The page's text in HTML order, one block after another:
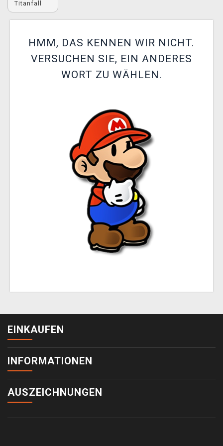
XZONE CLUB
Titanfall
HMM, DAS KENNEN WIR NICHT.
VERSUCHEN SIE, EIN ANDERES
WORT ZU WÄHLEN.
EINKAUFEN
INFORMATIONEN
AUSZEICHNUNGEN